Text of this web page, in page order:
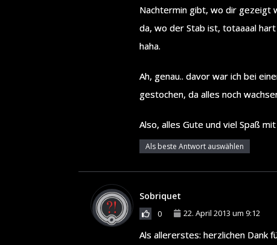
Nachtermin gibt, wo dir gezeigt
da, wo der Stab ist, totaaaal
haha.
Ah, genau.. davor war ich bei
gestochen, da alles noch
Also, alles Gute und viel Spaß
Als beste Antwort auswählen
Sobriquet
0 22. April 2013 um 9:12
Als allererstes: herzlichen Dank